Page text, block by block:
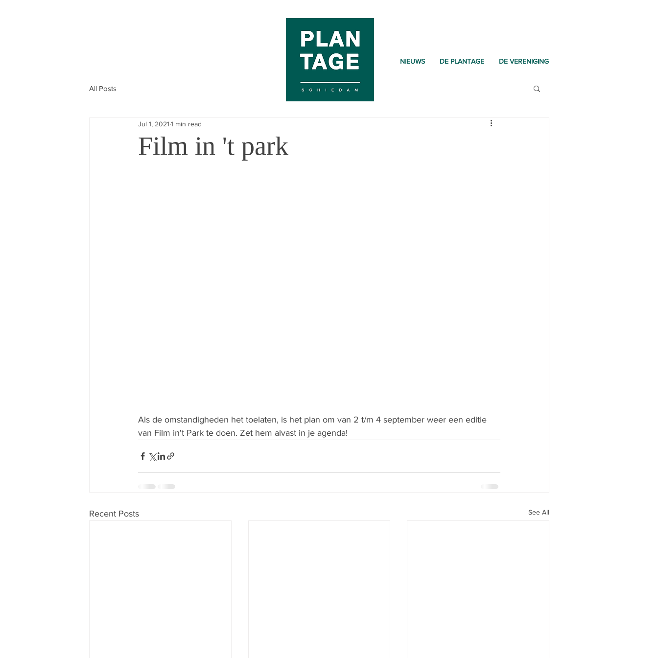
NIEUWS DE PLANTAGE DE VERENIGING
All Posts
Film in 't park
Jul 1, 2021 1 min read
Als de omstandigheden het toelaten, is het plan om van 2 t/m 4 september weer een editie
van Film in't Park te doen. Zet hem alvast in je agenda!
Recent Posts See All